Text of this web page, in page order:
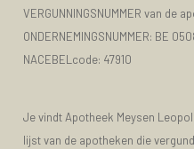
VERGUNNINGSNUMMER van de
ONDERNEMINGSNUMMER: BE
NACEBELcode: 47910
Je vindt Apotheek Meysen
lijst van de apotheken die vergund